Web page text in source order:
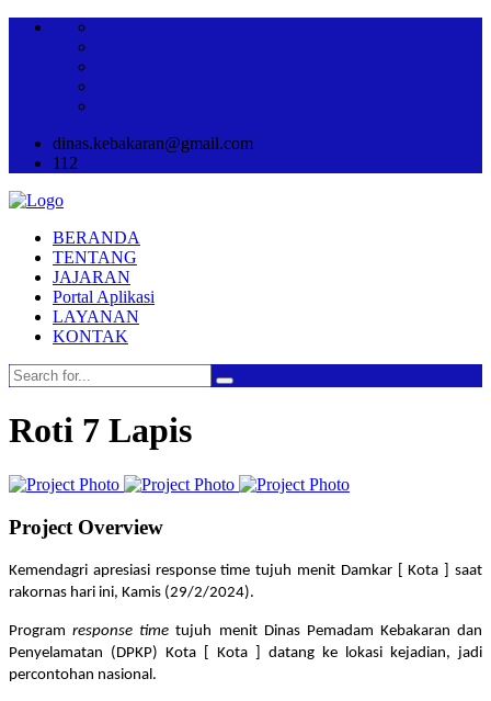
dinas.kebakaran@gmail.com
112
BERANDA
TENTANG
JAJARAN
Portal Aplikasi
LAYANAN
KONTAK
Roti 7 Lapis
Project Overview
Kemendagri apresiasi response time tujuh menit Damkar [ Kota ] saat
rakornas hari ini, Kamis (29/2/2024).
Programresponse time tujuh menit Dinas Pemadam Kebakaran dan
Penyelamatan (DPKP) Kota [ Kota ] datang ke lokasi kejadian, jadi
percontohan nasional.